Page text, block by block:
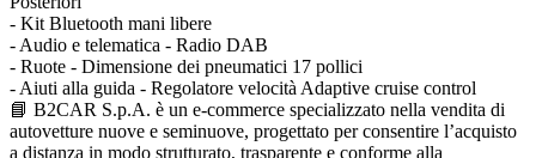
- Kit Bluetooth mani libere
- Audio e telematica - Radio DAB
- Ruote - Dimensione dei pneumatici 17 pollici
- Aiuti alla guida - Regolatore velocità Adaptive cruise control
📘 B2CAR S.p.A. è un e-commerce specializzato nella vendita di
autovetture nuove e seminuove, progettato per consentire l’acquisto
a distanza in modo strutturato, trasparente e conforme alla